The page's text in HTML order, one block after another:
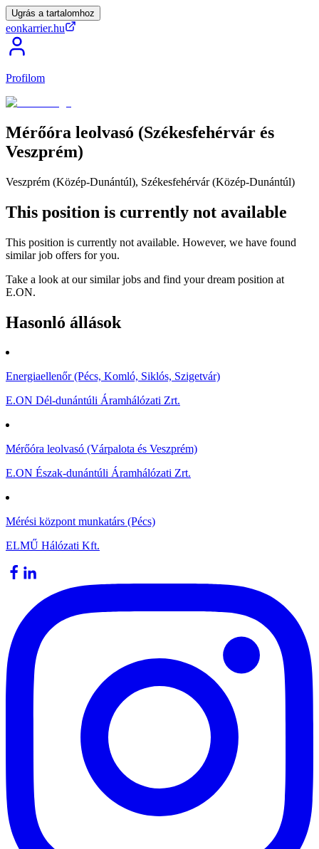
Ugrás a tartalomhoz
eonkarrier.hu
Profilom
Mérőóra leolvasó (Székesfehérvár és
Veszprém)
Veszprém (Közép-Dunántúl), Székesfehérvár (Közép-Dunántúl)
This position is currently not available
This position is currently not available. However, we have found
similar job offers for you.
Take a look at our similar jobs and find your dream position at
E.ON.
Hasonló állások
Energiaellenőr (Pécs, Komló, Siklós, Szigetvár)
E.ON Dél-dunántúli Áramhálózati Zrt.
Mérőóra leolvasó (Várpalota és Veszprém)
E.ON Észak-dunántúli Áramhálózati Zrt.
Mérési központ munkatárs (Pécs)
ELMŰ Hálózati Kft.